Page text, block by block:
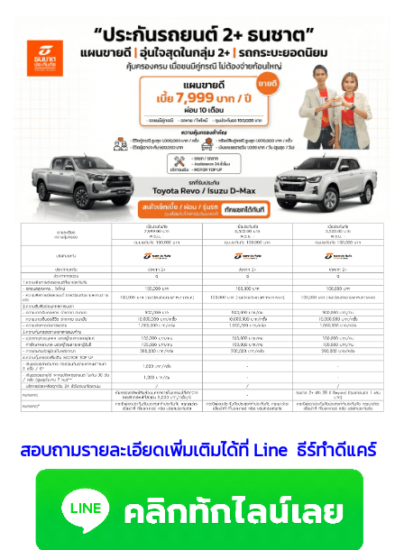
สอบถามรายละเอียดเพิ่มเติมได้ที่ Line ธีร์ทำดีแคร์